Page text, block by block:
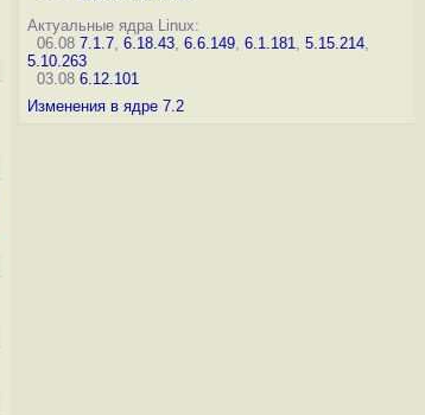
Актуальные ядра Linux:
06.08 7.1.7, 6.18.43, 6.6.149, 6.1.181, 5.15.214,
5.10.263
03.08 6.12.101
Изменения в ядре 7.2